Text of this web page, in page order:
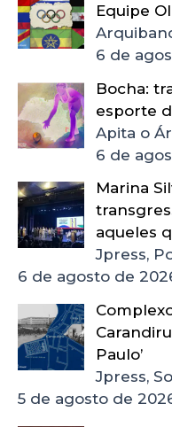
Equipe
6 de
Bocha:
esporte
Apita o
6 de
Marina
aqueles
Jpress,
6 de agosto de
Paulo’
Jpress,
5 de agosto de